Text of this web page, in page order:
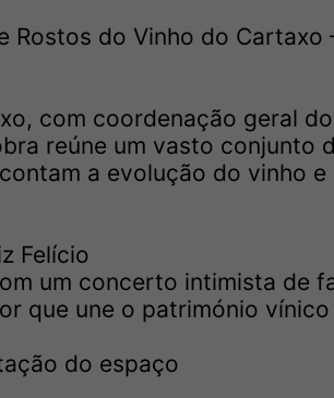
Rostos do Vinho do Cartaxo
com coordenação geral
reúne um vasto conjunto
a evolução do vinho e
Felício
um concerto intimista de
que une o património
do espaço